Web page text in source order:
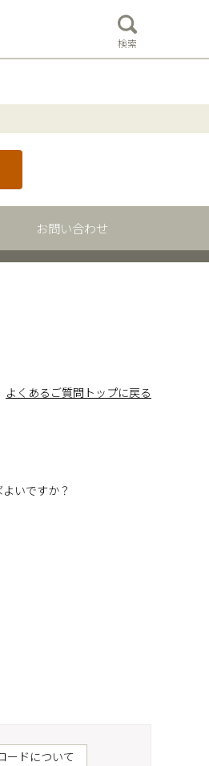
検索
お問い合わせ
よくあるご質問トップに戻る
いですか？
ードについて